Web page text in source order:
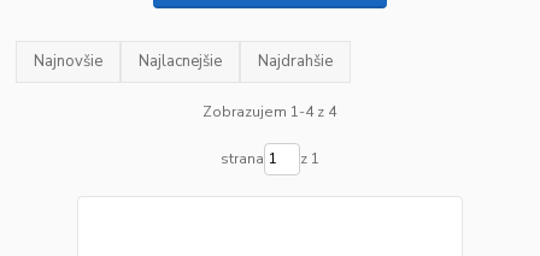
Najnovšie Najlacnejšie Najdrahšie
Zobrazujem 1-4 z 4
strana z 1